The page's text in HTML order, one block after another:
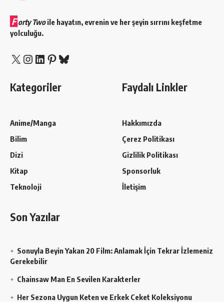
F orty Twoile hayatın, evrenin ve her şeyin sırrını keşfetme
yolculuğu.
X Instagram
LinkedIn
Pinterest
Bluesky
Kategoriler
Anime/Manga
Bilim
Dizi
Kitap
Teknoloji
Faydalı Linkler
Hakkımızda
Çerez Politikası
Gizlilik Politikası
Sponsorluk
İletişim
Son Yazılar
Sonuyla Beyin Yakan 20 Film: Anlamak İçin Tekrar İzlemeniz
Gerekebilir
Chainsaw Man En Sevilen Karakterler
Her Sezona Uygun Keten ve Erkek Ceket Koleksiyonu